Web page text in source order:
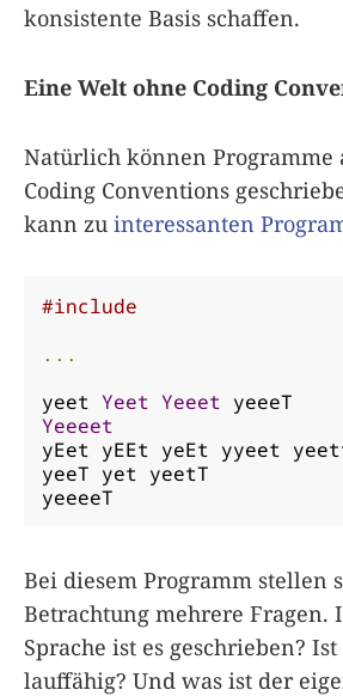
konsistente Basis schaffen.
Eine Welt ohne Coding
Natürlich können Programme
Coding Conventions
kann zu interessanten
#include
...
yeet Yeet Yeeet
Yeeeet
yEet yEEt yeEt yyeet
yeeT yet yeetT
yeeeeT
Bei diesem Programm stellen
Betrachtung mehrere Fragen.
Sprache ist es geschrieben?
lauffähig? Und was ist der